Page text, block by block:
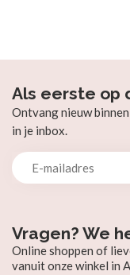
Vragen? We
Online shoppen of
vanuit onze winkel in
Als eerste op
Ontvang nieuw
in je inbox.